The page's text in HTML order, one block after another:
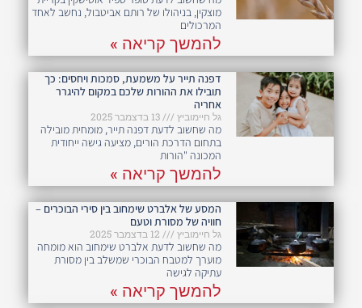
מוצקין, בניהולו של רותם אביטבול, נחשב לאחד
המרכולים
להמשך קריאה »
דפנה תייר על משמעת, סמכות ויחסים: כך
תובילו את ההורות שלכם במקום להיגרר
אחריה
גל חיימוביץ
מה שחשוב לדעת דפנה תייר, מומחית מובילה
בתחום הדרכת הורים, מציעה גישה ייחודית
המכונה "הורות
להמשך קריאה »
המסע של אלברט שימחוב בין סירי הבוכרים –
חוויה של מסורת וטעם
גל חיימוביץ
מה שחשוב לדעת אלברט שימחוב הוא מומחה
מוערך למטבח הבוכרי שמשלב בין מסורת
עתיקה לגישה
להמשך קריאה »